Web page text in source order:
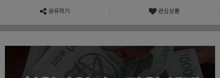
공유하기 관심상품